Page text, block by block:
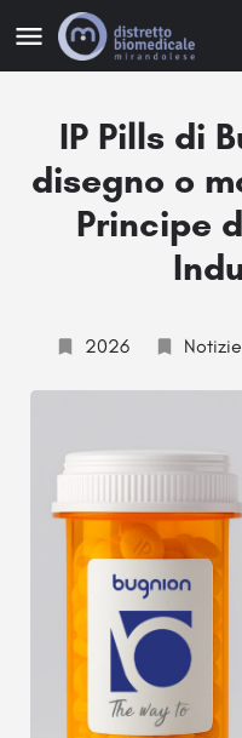
IP Pills di
disegno o
Principe
2026 Notizie